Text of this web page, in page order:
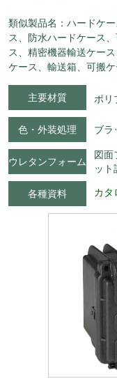
類似製品名：ハードケ
ス、防水ハードケース
ス、精密機器輸送ケー
ケース、輸送箱、可搬
主要材質 ポリ
色・外装処理 ブラ
ウレタンフォーム
図面
ット
各種資料 カタ